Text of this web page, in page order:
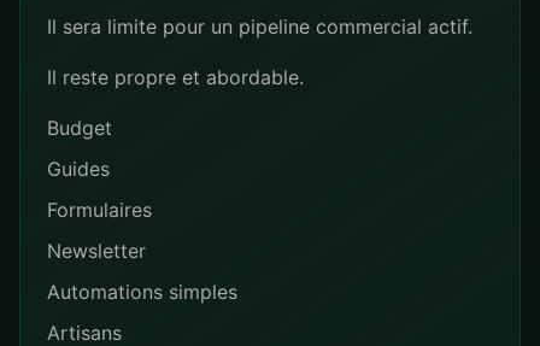
Il sera limite pour un pipeline commercial actif.
Il reste propre et abordable.
Budget
Guides
Formulaires
Newsletter
Automations simples
Artisans